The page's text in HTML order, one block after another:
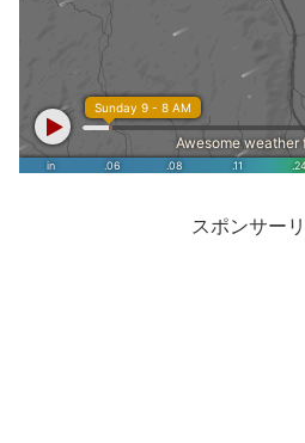
スポンサー